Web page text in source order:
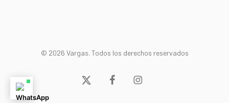
© 2026 Vargas. Todos los derechos reservados
x-
facebookinstagram